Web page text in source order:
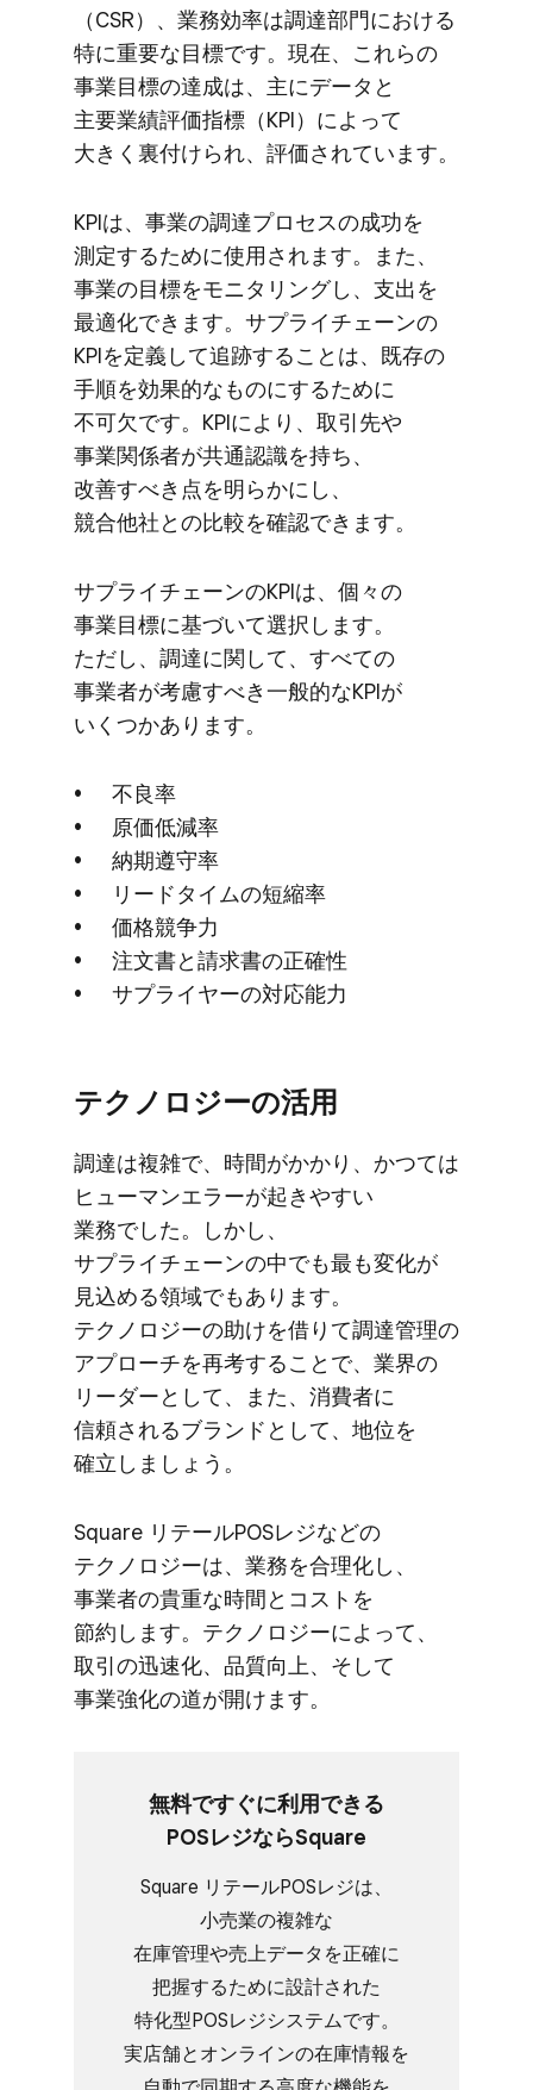
（CSR）、​業務効率は​調達部門に​おける​
特に​重要な​目標です。​現在、​これらの​
事業目標の​達成は、​主に​データと​
主要業績評価指標​（KPI）に​よって​
大きく​裏付けられ、​評価されています。
KPIは、​事業の​調達プロセスの​成功を​
測定する​ために​使用されます。​また、​
事業の​目標を​モニタリングし、​支出を​
最適化できます。​サプライチェーンの​
KPIを​定義して​追跡する​ことは、​既存の​
手順を​効果的な​ものに​する​ために​
不可欠です。​KPIに​より、​取引先や​
事業関係者が​共通認識を​持ち、​
改善すべき点を​明らかにし、​
競合他社との​比較を​確認できます。
サプライチェーンの​KPIは、​個々の​
事業目標に​基づいて​選択します。​
ただし、​調達に​関して、​すべての​
事業者が​考慮すべき​一般的な​KPIが​
いくつか​あります。
不良率
原価低減率
納期遵守率
リードタイムの​短縮率
価格競争力
注文書と​請求書の​正確性
サプライヤーの​対応能力
テクノロジーの​活用
調達は​複雑で、​時間が​かかり、​かつては​
ヒューマンエラーが​起きやすい​
業務でした。​しかし、​
サプライチェーンの​中でも​最も​変化が​
見込める​領域でもあります。​
テクノロジーの​助けを​借りて​調達管理の​
アプローチを​再考する​ことで、​業界の​
リーダーと​して、​また、​消費者に​
信頼される​ブランドと​して、​地位を​
確立しましょう。
Square リテールPOSレジなどの​
テクノロジーは、​業務を​合理化し、​
事業者の​貴重な​時間と​コストを​
節約します。​テクノロジーに​よって、​
取引の​迅速化、​品質向上、​そして​
事業強化の​道が​開けます。
無料ですぐに​利用できる​
POSレジなら​Square
Square リテールPOSレジは、​
小売業の​複雑な​
在庫管理や売上データを​正確に​
把握する​ために​設計された​
特化型POSレジシステムです。​
実店舗と​オンラインの​在庫情報を​